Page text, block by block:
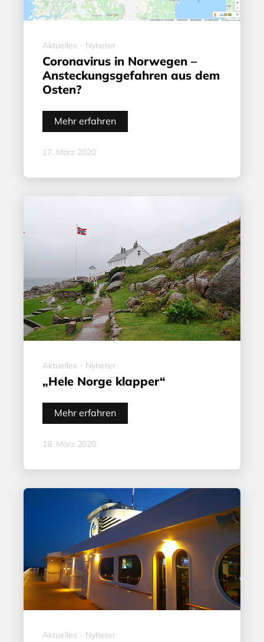
Aktuelles - Nyheter
Coronavirus in Norwegen –
Ansteckungsgefahren aus dem
Osten?
Mehr erfahren
17. März 2020
Aktuelles - Nyheter
„Hele Norge klapper“
Mehr erfahren
16. März 2020
Aktuelles - Nyheter